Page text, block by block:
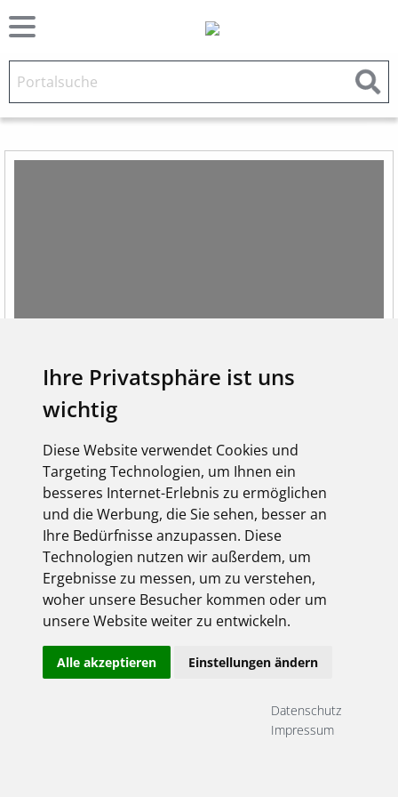
Ihre Privatsphäre ist uns
wichtig
Diese Website verwendet Cookies und
Targeting Technologien, um Ihnen ein
besseres Internet-Erlebnis zu ermöglichen
und die Werbung, die Sie sehen, besser an
Ihre Bedürfnisse anzupassen. Diese
Technologien nutzen wir außerdem, um
Ergebnisse zu messen, um zu verstehen,
woher unsere Besucher kommen oder um
unsere Website weiter zu entwickeln.
Alle akzeptieren Einstellungen ändern
Datenschutz
Impressum
STANDORT,
KONTAKT &
ÖFFNUNGSZEITEN
HIER KÖNNEN SIE
UNS GERNE
KONTAKTIEREN.
GÜNTER WELLER GMBH
Pastor-Klein-Str. 5
56073 Koblenz